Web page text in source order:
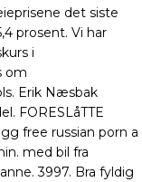
det siste
prosent. Vi har
i
om
Erik Næsbak
FORESLåTTE
free russian porn a
med bil fra
3997. Bra fyldig